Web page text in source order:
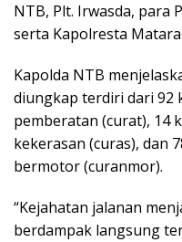
NTB, Plt. Irwasda, para
serta Kapolresta
Kapolda NTB
diungkap terdiri dari 92
pemberatan (curat), 14
kekerasan (curas), dan
bermotor (curanmor).
“Kejahatan jalanan
berdampak langsung